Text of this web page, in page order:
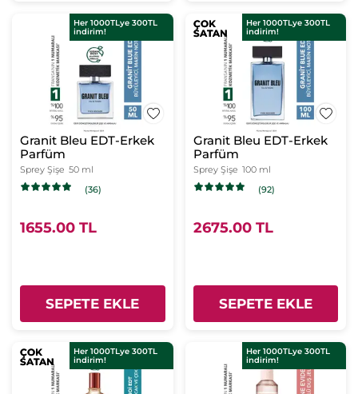
Her 1000TLye 300TL
indirim!
Granit Bleu EDT-Erkek
Parfüm
Sprey Şişe 50 ml
(36)
1655.00 TL
SEPETE EKLE
ÇOK
SATAN
ÇOK
SATAN
Her 1000TLye 300TL
indirim!
Granit Bleu EDT-Erkek
Parfüm
Sprey Şişe 100 ml
(92)
2675.00 TL
SEPETE EKLE
ÇOK
SATAN
ÇOK
SATAN
Her 1000TLye 300TL
indirim!
Her 1000TLye 300TL
indirim!